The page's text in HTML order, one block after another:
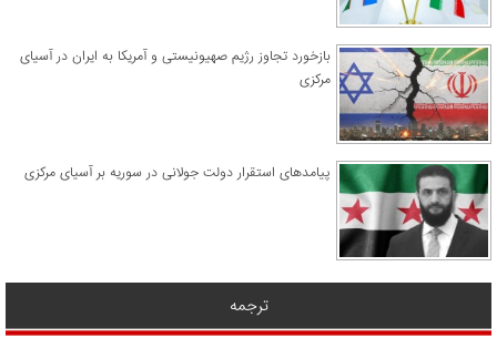
​بازخورد تجاوز رژیم صهیونیستی و آمریکا به ایران در آسیای
مرکزی
پیامدهای استقرار دولت جولانی در سوریه بر آسیای مرکزی
ترجمه